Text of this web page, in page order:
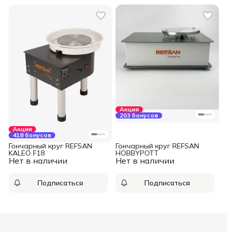
Акция
418 бонусов
Нет в наличии
Гончарный круг REFSAN
KALEO F18
Подписаться
Акция
203 бонусов
Нет в наличии
Гончарный круг REFSAN
HOBBYPOTT
Подписаться